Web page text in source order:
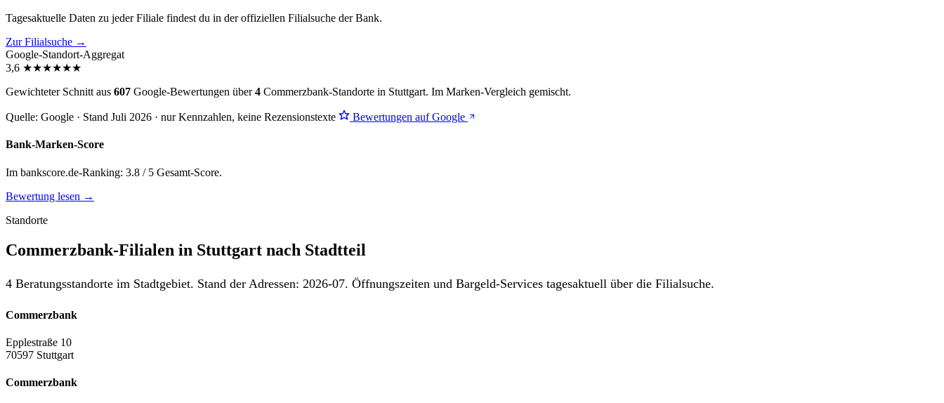
Tagesaktuelle Daten zu jeder Filiale findest du in der offiziellen Filialsuche der Bank.
Zur Filialsuche →
Google-Standort-Aggregat
3,6 ★★★★★★
Gewichteter Schnitt aus 607 Google-Bewertungen über4 Commerzbank-Standorte in Stuttgart. Im Marken-Vergleich gemischt.
Quelle: Google · Stand Juli 2026 · nur Kennzahlen, keine Rezensionstexte Bewertungen auf Google
Bank-Marken-Score
Im bankscore.de-Ranking: 3.8 / 5 Gesamt-Score.
Bewertung lesen →
Standorte
Commerzbank-Filialen in Stuttgart nach Stadtteil
4 Beratungsstandorte im Stadtgebiet. Stand der Adressen: 2026-07. Öffnungszeiten und Bargeld-Services tagesaktuell über die Filialsuche.
Commerzbank
Epplestraße 10
70597 Stuttgart
Commerzbank